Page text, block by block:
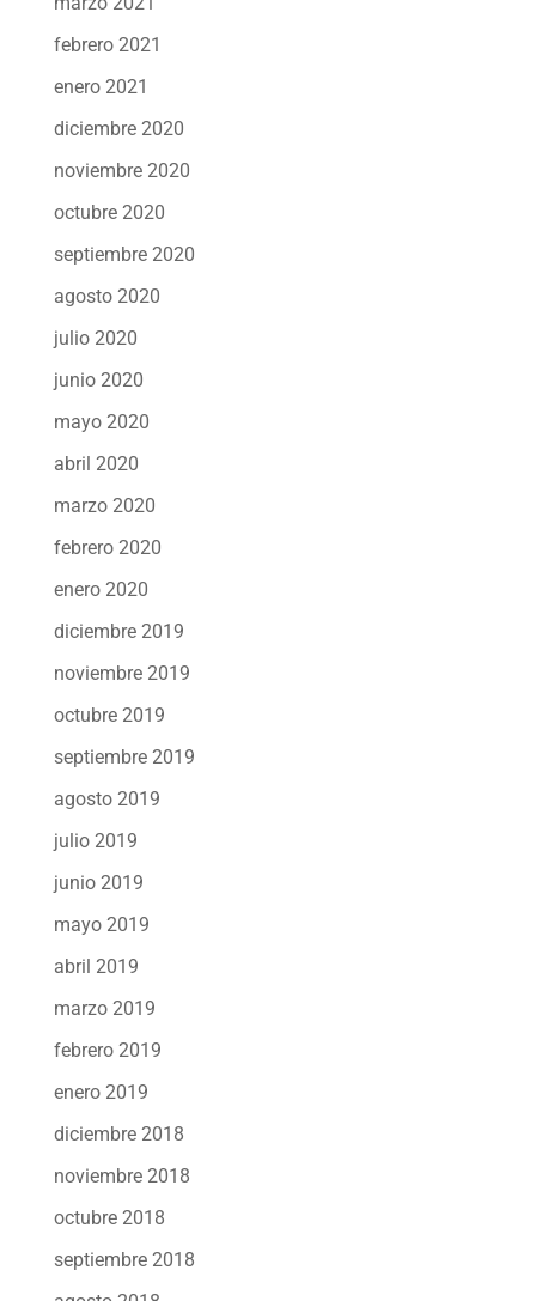
febrero 2021
enero 2021
diciembre 2020
noviembre 2020
octubre 2020
septiembre 2020
agosto 2020
julio 2020
junio 2020
mayo 2020
abril 2020
marzo 2020
febrero 2020
enero 2020
diciembre 2019
noviembre 2019
octubre 2019
septiembre 2019
agosto 2019
julio 2019
junio 2019
mayo 2019
abril 2019
marzo 2019
febrero 2019
enero 2019
diciembre 2018
noviembre 2018
octubre 2018
septiembre 2018